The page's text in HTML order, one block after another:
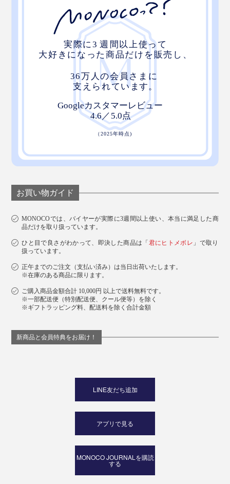
パンケーキや抹茶クッキーなどのスイーツづくりにも大
活躍します。
めば、自然とホッとする。
お茶を通して長閑なひとときを過ごしてもらいたい、生
産者と消費者を直接繋ぎたい、という願いを込めて
『THE NODOKA』は産声をあげました。
写真は「アソートセット
いろんな人の想いとこだわりと真心を乗せて、丁寧に育
てられた『THE NODOKA』は、大切な人へのギフトに
もぴったりです。
料理やお菓子づくりが好きな人、お酒好きな人、いつも
がんばっている人、ひと息ついてもらいたい人へ。
お買い物ガイド
MONOCOでは、バイヤーが実際に3週間以上使い、本当に満足した商
品だけを取り扱っています。
ひと目で良さがわかって、即決した商品は「君にヒトメボレ 」で取り
扱っています。
正午までのご注文（支払い済み）は当日出荷いたします。
※在庫のある商品に限ります。
ご購入商品金額合計 10,000円 以上で送料無料です。
※一部配送便（特別配送便、クール便等）を除く
※ギフトラッピング料、配送料を除く合計金額
新商品と会員特典をお届け！
LINE友だち追加
アプリで見る
MONOCO JOURNALを購読
する